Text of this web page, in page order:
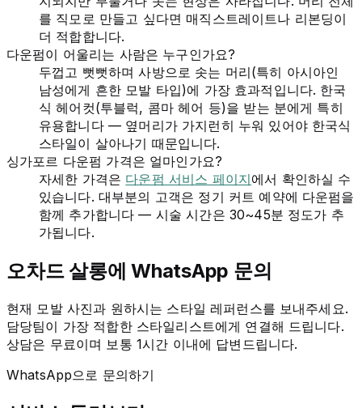
를 직모로 만들고 싶다면 매직스트레이트나 리본딩이
더 적합합니다.
다운펌이 어울리는 사람은 누구인가요?
두껍고 뻣뻣하며 사방으로 솟는 머리(특히 아시아인
남성에게 흔한 모발 타입)에 가장 효과적입니다. 한국
식 헤어컷(투블럭, 콤마 헤어 등)을 받는 분에게 특히
유용합니다 — 옆머리가 가지런히 누워 있어야 한국식
스타일이 살아나기 때문입니다.
싱가포르 다운펌 가격은 얼마인가요?
자세한 가격은 다운펌 서비스 페이지에서 확인하실 수
있습니다. 대부분의 고객은 정기 커트 예약에 다운펌을
함께 추가합니다 — 시술 시간은 30~45분 정도가 추
가됩니다.
오차드 살롱에 WhatsApp 문의
현재 모발 사진과 원하시는 스타일 레퍼런스를 보내주세요.
담당팀이 가장 적합한 스타일리스트에게 연결해 드립니다.
상담은 무료이며 보통 1시간 이내에 답변드립니다.
WhatsApp으로 문의하기